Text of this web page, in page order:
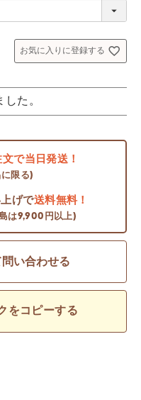
お気に入りに登録する
た。
で当日発送！
限る)
げで送料無料！
は9,900円以上)
い合わせる
をコピーする